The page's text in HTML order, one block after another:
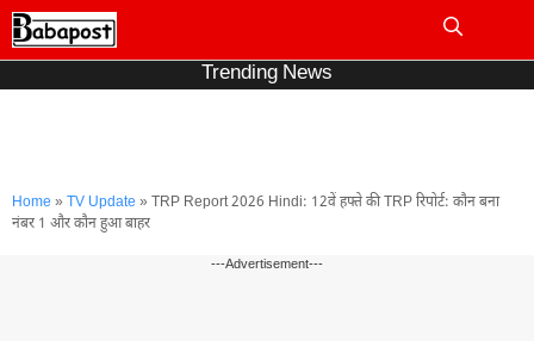
Skip
to
Trending News
Home » TV Update » TRP Report 2026 Hindi: 12वें हफ्ते की TRP रिपोर्ट: कौन बना
नंबर 1 और कौन हुआ बाहर
---Advertisement---